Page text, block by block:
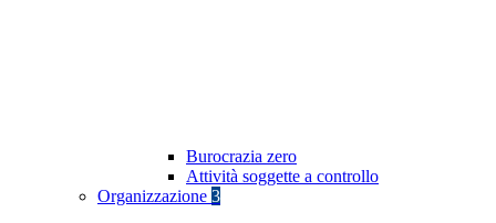
Burocrazia zero
Attività soggette a controllo
Organizzazione 3